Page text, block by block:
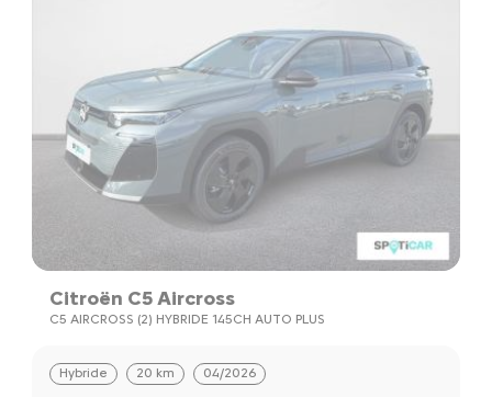
Citroën C5 Aircross
C5 AIRCROSS (2) HYBRIDE 145CH AUTO PLUS
Hybride 20 km 04/2026